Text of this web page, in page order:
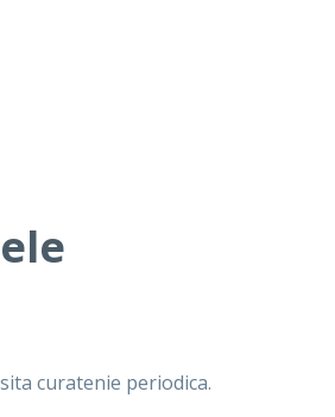
curatenie periodica.